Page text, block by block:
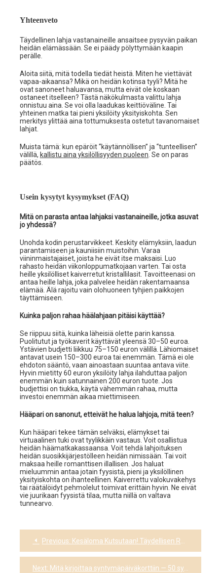
Yhteenveto
Täydellinen lahja vastanaineille ansaitsee pysyvän paikan
heidän elämässään. Se ei päädy pölyttymään kaapin
perälle.
Aloita siitä, mitä todella tiedät heistä. Miten he viettävät
vapaa-aikaansa? Mikä on heidän kotinsa tyyli? Mitä he
ovat sanoneet haluavansa, mutta eivät ole koskaan
ostaneet itselleen? Tästä näkökulmasta valittu lahja
onnistuu aina. Se voi olla laadukas keittiöväline. Tai
yhteinen matka tai pieni yksilöity yksityiskohta. Sen
merkitys ylittää aina tottumuksesta ostetut tavanomaiset
lahjat.
Muista tämä: kun epäröit “käytännöllisen” ja “tunteellisen”
välillä, kallistu aina yksilöllisyyden puoleen . Se on paras
päätös.
Usein kysytyt kysymykset (FAQ)
Mitä on parasta antaa lahjaksi vastanaineille, jotka asuvat
jo yhdessä?
Unohda kodin perustarvikkeet. Keskity elämyksiin, laadun
parantamiseen ja kauniisiin muistoihin. Varaa
viininmaistajaiset, joista he eivät itse maksaisi. Luo
rahasto heidän viikonloppumatkojaan varten. Tai osta
heille yksilölliset kaiverretut kristallilasit. Tavoitteenasi on
antaa heille lahja, joka palvelee heidän rakentamaansa
elämää. Älä rajoitu vain olohuoneen tyhjien paikkojen
täyttämiseen.
Kuinka paljon rahaa häälahjaan pitäisi käyttää?
Se riippuu siitä, kuinka läheisiä olette parin kanssa.
Puolitutut ja työkaverit käyttävät yleensä 30–50 euroa.
Ystävien budjetti liikkuu 75–150 euron välillä. Lähiomaiset
antavat usein 150–300 euroa tai enemmän. Tämä ei ole
ehdoton sääntö, vaan ainoastaan suuntaa antava viite.
Hyvin mietitty 60 euron yksilöity lahja ilahduttaa paljon
enemmän kuin satunnainen 200 euron tuote. Jos
budjettisi on tiukka, käytä vähemmän rahaa, mutta
investoi enemmän aikaa miettimiseen.
Hääpari on sanonut, etteivät he halua lahjoja, mitä teen?
Kun hääpari tekee tämän selväksi, elämykset tai
virtuaalinen tuki ovat tyylikkäin vastaus. Voit osallistua
heidän häämatkakassaansa. Voit tehdä lahjoituksen
heidän suosikkijärjestölleen heidän nimissään. Tai voit
maksaa heille romanttisen illallisen. Jos haluat
mieluummin antaa jotain fyysistä, pieni ja yksilöllinen
yksityiskohta on ihanteellinen. Kaiverrettu valokuvakehys
tai räätälöidyt pehmolelut toimivat erittäin hyvin. Ne eivät
vie juurikaan fyysistä tilaa, mutta niillä on valtava
tunnearvo.
Post
navigation
Previous: Kesäloma Kutsutaan! Täydellisen Rantapäivän 7 Sääntöä ja Upeimmat Personoidut Asusteet
Next: Mitä kirjoittaa syntymäpäiväkorttiin — 50 syntymäpäivätoivotusta, jotka tuovat hymyn huulille